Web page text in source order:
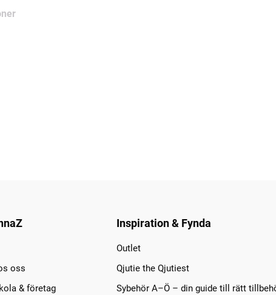
oss
& företag
Inspiration & Fynda
Outlet
Qjutie the Qjutiest
Sybehör A–Ö – din guide till rätt